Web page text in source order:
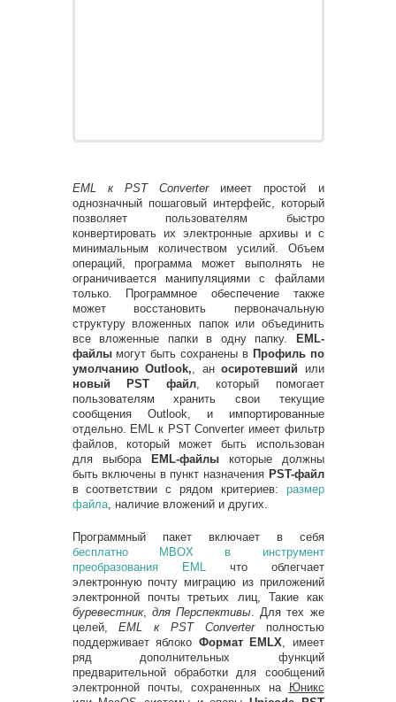
EML к PST Converterимеет простой и
однозначный пошаговый интерфейс, который
позволяет пользователям быстро
конвертировать их электронные архивы и с
минимальным количеством усилий. Объем
операций, программа может выполнять не
ограничивается манипуляциями с файлами
только. Программное обеспечение также
может восстановить первоначальную
структуру вложенных папок или объединить
все вложенные папки в одну папку.
EML-
файлымогут быть сохранены в Профиль по
умолчанию Outlook,, ан осиротевший или
новый PST файл, который помогает
пользователям хранить свои текущие
сообщения Outlook, и импортированные
отдельно. EML к PST Converter имеет фильтр
файлов, который может быть использован
для выбора
EML-файлыкоторые должны
быть включены в пункт назначения PST-файл
в соответствии с рядом критериев: размер
файла, наличие вложений и других.
Программный пакет включает в себя
бесплатно MBOX в инструмент
преобразования EMLчто облегчает
электронную почту миграцию из приложений
электронной почты третьих лиц, Такие как
буревестник, для Перспективы. Для тех же
целей,EML к PST Converterполностью
поддерживает яблоко Формат EMLX, имеет
ряд дополнительных функций
предварительной обработки для сообщений
электронной почты, сохраненных на
Юникс